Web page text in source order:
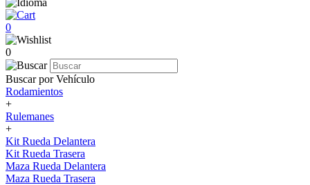
0
0
Buscar por Vehículo
Rodamientos
+
Rulemanes
+
Kit Rueda Delantera
Kit Rueda Trasera
Maza Rueda Delantera
Maza Rueda Trasera